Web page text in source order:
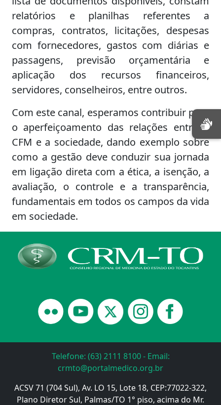
relatórios e planilhas referentes a
compras, contratos, licitações, despesas
com fornecedores, gastos com diárias e
passagens, previsão orçamentária e
aplicação dos recursos financeiros,
servidores, conselheiros, entre outros.
Com este canal, esperamos contribuir para
o aperfeiçoamento das relações entre o
CFM e a sociedade, dando exemplo sobre
como a gestão deve conduzir sua jornada
em ligação direta com a ética, a isenção, a
avaliação, o controle e a transparência,
fundamentais em todos os campos da vida
em sociedade.
Telefone: (63) 2111 8100 - Email:
crmto@portalmedico.org.br
ACSV 71 (704 Sul), Av. LO 15, Lote 18, CEP:77022-322,
Plano Diretor Sul, Palmas/TO 1° piso, acima do Mr.